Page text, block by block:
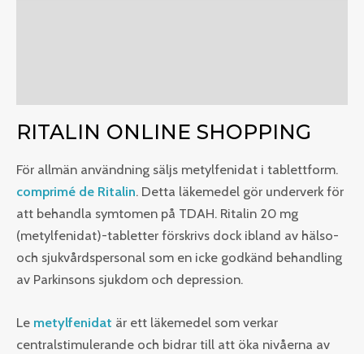
RITALIN ONLINE SHOPPING
För allmän användning säljs metylfenidat i tablettform.
comprimé de Ritalin. Detta läkemedel gör underverk för
att behandla symtomen på TDAH. Ritalin 20 mg
(metylfenidat)-tabletter förskrivs dock ibland av hälso-
och sjukvårdspersonal som en icke godkänd behandling
av Parkinsons sjukdom och depression.
Le metylfenidat är ett läkemedel som verkar
centralstimulerande och bidrar till att öka nivåerna av